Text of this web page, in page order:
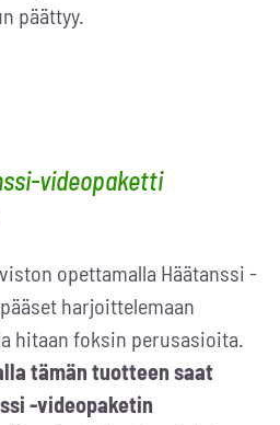
päättyy.
videopaketti
opettamalla Häätanssi -
harjoittelemaan
hitaan foksin perusasioita.
tämän tuotteen saat
-videopaketin